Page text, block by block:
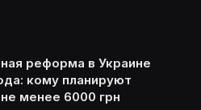
реформа в Украине
кому планируют
менее 6000 грн